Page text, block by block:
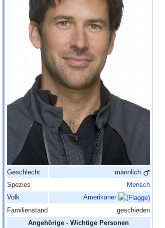
Geschlecht
männlich
Spezies
Mensch
Volk
Amerikaner
Familienstand
geschieden
Angehörige - Wichtige Personen